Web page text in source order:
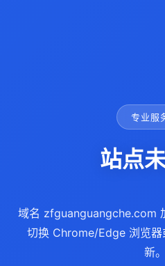
专业服
站点
域名 zfguanguangche.com
切换 Chrome/Edge 浏览器
新。